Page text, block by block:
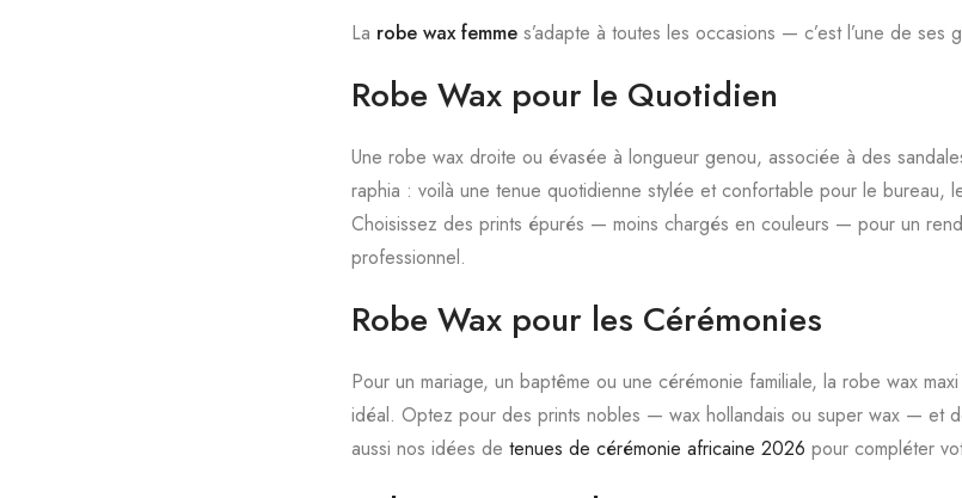
La robe wax femmes’adapte à toutes les occasions — c’est l’une de ses
Robe Wax pour le Quotidien
Une robe wax droite ou évasée à longueur genou, associée à des
raphia : voilà une tenue quotidienne stylée et confortable pour le bureau,
Choisissez des prints épurés — moins chargés en couleurs — pour un
professionnel.
Robe Wax pour les Cérémonies
Pour un mariage, un baptême ou une cérémonie familiale, la robe wax
idéal. Optez pour des prints nobles — wax hollandais ou super wax — et
aussi nos idées de tenues de cérémonie africaine 2026 pour compléter